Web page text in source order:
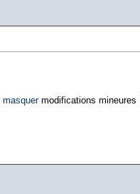
masquermodifications mineures |